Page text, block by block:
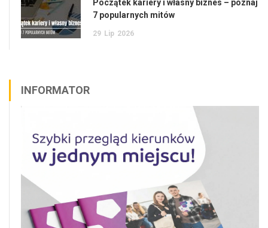
Początek kariery i własny biznes – poznaj
7 popularnych mitów
29 Lip 2026
INFORMATOR